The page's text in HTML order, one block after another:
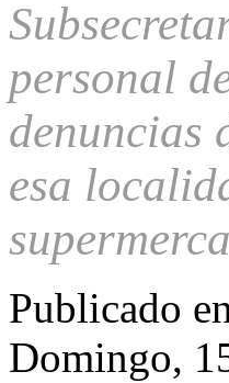
personal
denuncias
esa
Publicado
Domingo,